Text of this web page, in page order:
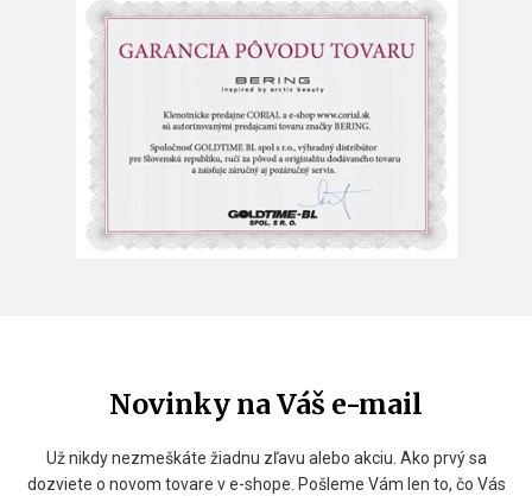
Novinky na Váš e-mail
Už nikdy nezmeškáte žiadnu zľavu alebo akciu. Ako prvý sa
dozviete o novom tovare v e-shope. Pošleme Vám len to, čo Vás